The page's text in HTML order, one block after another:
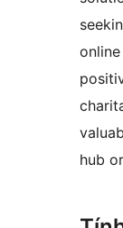
hub